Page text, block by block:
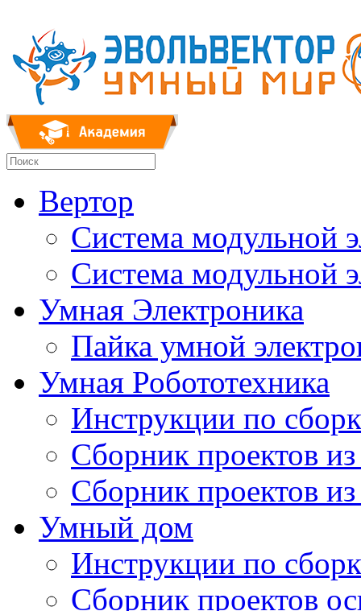
Вертор
Система модульной
Система модульной
Умная Электроника
Пайка умной
Умная Робототехника
Инструкции по
Сборник проектов
Сборник проектов
Умный дом
Инструкции по
Сборник проектов